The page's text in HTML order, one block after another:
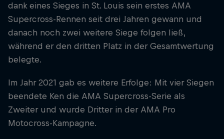
dank eines Sieges in St. Louis sein erstes AMA
Supercross-Rennen seit drei Jahren gewann und
danach noch zwei weitere Siege folgen ließ,
während er den dritten Platz in der Gesamtwertung
belegte.
Im Jahr 2021 gab es weitere Erfolge: Mit vier Siegen
beendete Ken die AMA Supercross-Serie als
Zweiter und wurde Dritter in der AMA Pro
Motocross-Kampagne.